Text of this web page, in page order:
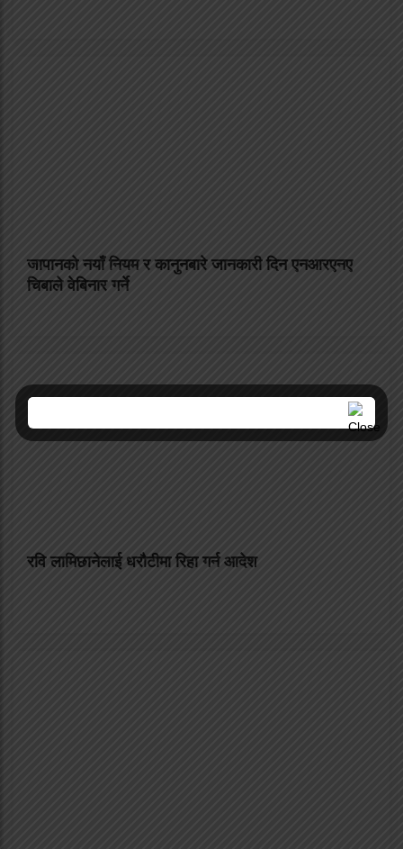
जापानको नयाँ नियम र कानुनबारे जानकारी दिन एनआरएनए
चिबाले वेबिनार गर्ने
रवि लामिछानेलाई धरौटीमा रिहा गर्न आदेश